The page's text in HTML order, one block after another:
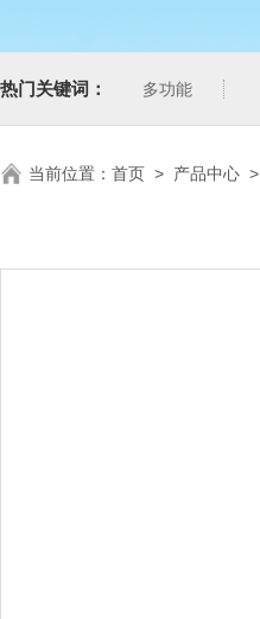
热门关键词： 多功能
当前位置： 首页 > 产品中心 >